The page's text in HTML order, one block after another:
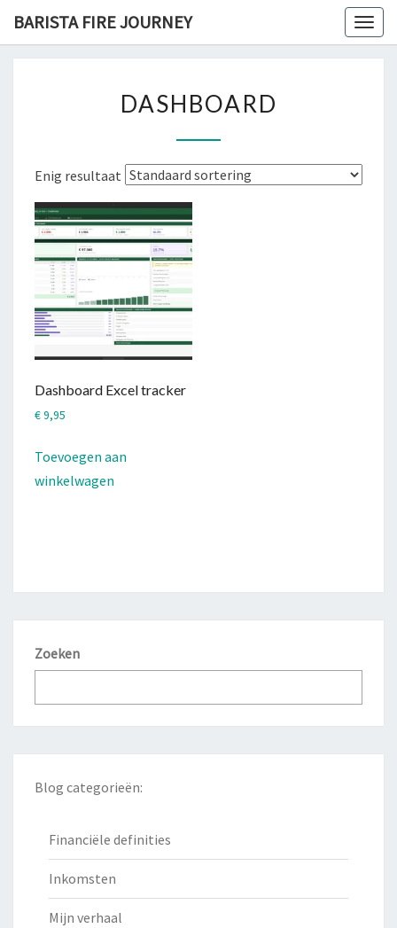
content
BARISTA FIRE JOURNEY
DASHBOARD
Enig resultaat
Dashboard Excel tracker
€9,95
Toevoegen aan
winkelwagen
Zoeken
Blog categorieën:
Financiële definities
Inkomsten
Mijn verhaal